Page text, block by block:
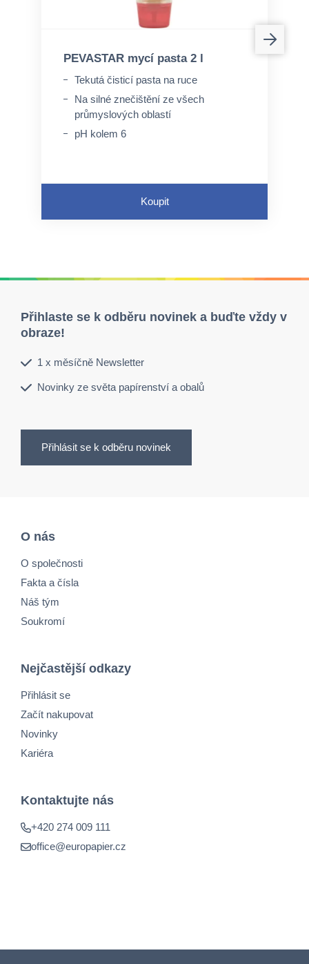
PEVASTAR mycí pasta 2 l
Tekutá čisticí pasta na ruce
Na silné znečištění ze všech
průmyslových oblastí
pH kolem 6
Koupit
Přihlaste se k odběru novinek a buďte vždy v
obraze!
1 x měsíčně Newsletter
Novinky ze světa papírenství a obalů
Přihlásit se k odběru novinek
O nás
O společnosti
Fakta a čísla
Náš tým
Soukromí
Nejčastější odkazy
Přihlásit se
Začít nakupovat
Novinky
Kariéra
Kontaktujte nás
+420 274 009 111
office@europapier.cz